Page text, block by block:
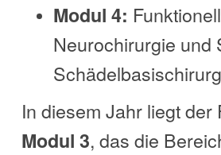
Modul 4:
Neurochirurgie und
In diesem Jahr liegt der
Modul 3, das die